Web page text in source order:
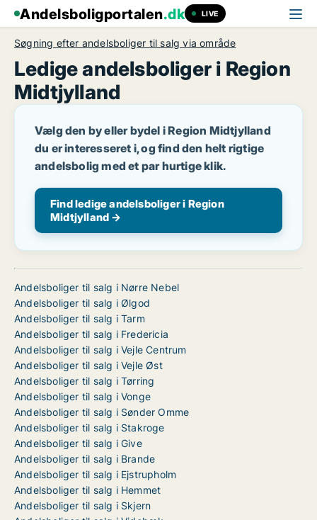
Andelsboligportalen.dk LIVE
Søgning efter andelsboliger til salg via område
Ledige andelsboliger i Region
Midtjylland
Vælg den by eller bydel i Region Midtjylland
du er interesseret i, og find den helt rigtige
andelsbolig med et par hurtige klik.
Find ledige andelsboliger i Region
Midtjylland →
Andelsboliger til salg i Nørre Nebel
Andelsboliger til salg i Ølgod
Andelsboliger til salg i Tarm
Andelsboliger til salg i Fredericia
Andelsboliger til salg i Vejle Centrum
Andelsboliger til salg i Vejle Øst
Andelsboliger til salg i Tørring
Andelsboliger til salg i Vonge
Andelsboliger til salg i Sønder Omme
Andelsboliger til salg i Stakroge
Andelsboliger til salg i Give
Andelsboliger til salg i Brande
Andelsboliger til salg i Ejstrupholm
Andelsboliger til salg i Hemmet
Andelsboliger til salg i Skjern